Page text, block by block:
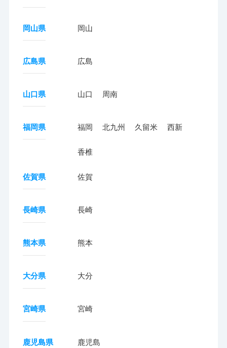
岡山県 岡山
広島県 広島
山口県 山口 周南
福岡県 福岡 北九州 久留米 西新
香椎
佐賀県 佐賀
長崎県 長崎
熊本県 熊本
大分県 大分
宮崎県 宮崎
鹿児島県 鹿児島